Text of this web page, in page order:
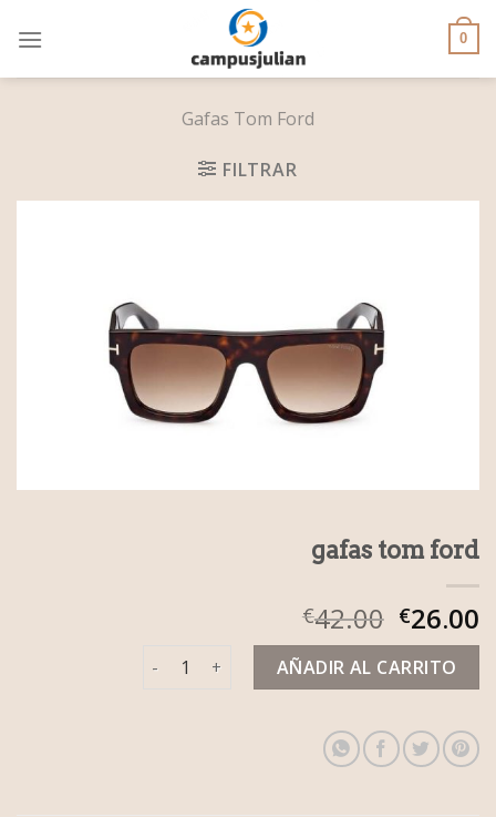
0
Gafas Tom Ford
FILTRAR
gafas tom ford
€42.00 €26.00
gafas tom ford cantidadAÑADIR AL CARRITO